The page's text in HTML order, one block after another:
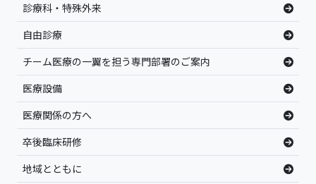
診療科・特殊外来
自由診療
チーム医療の一翼を担う専門部署のご案内
医療設備
医療関係の方へ
卒後臨床研修
地域とともに